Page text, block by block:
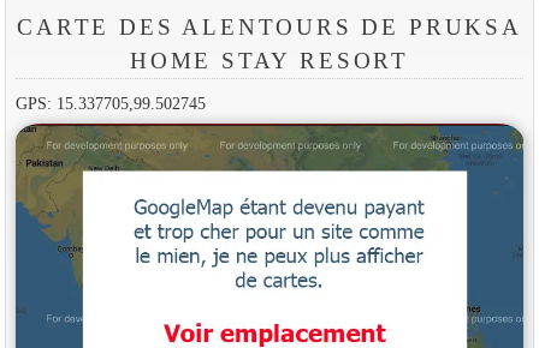
CARTE DES ALENTOURS DE PRUKSA
HOME STAY RESORT
GPS: 15.337705,99.502745